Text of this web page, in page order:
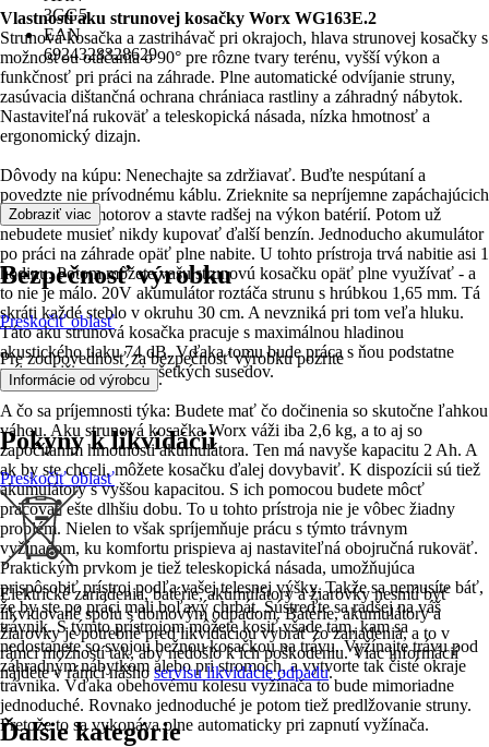
3GG5
EAN
6924328328629
Vlastnosti aku strunovej kosačky Worx WG163E.2
Strunová kosačka a zastrihávač pri okrajoch, hlava strunovej kosačky s
možnosťou otáčania o 90° pre rôzne tvary terénu, vyšší výkon a
funkčnosť pri práci na záhrade. Plne automatické odvíjanie struny,
zasúvacia dištančná ochrana chrániaca rastliny a záhradný nábytok.
Nastaviteľná rukoväť a teleskopická násada, nízka hmotnosť a
ergonomický dizajn.
Dôvody na kúpu: Nenechajte sa zdržiavať. Buďte nespútaní a
povedzte nie prívodnému káblu. Zrieknite sa nepríjemne zapáchajúcich
benzínových motorov a stavte radšej na výkon batérií. Potom už
nebudete musieť nikdy kupovať ďalší benzín. Jednoducho akumulátor
po práci na záhrade opäť plne nabite. U tohto prístroja trvá nabitie asi 1
hodinu. Potom môžete vašu strunovú kosačku opäť plne využívať - a
to nie je málo. 20V akumulátor roztáča strunu s hrúbkou 1,65 mm. Tá
skráti každé steblo v okruhu 30 cm. A nevzniká pri tom veľa hluku.
Táto aku strunová kosačka pracuje s maximálnou hladinou
akustického tlaku 74 dB. Vďaka tomu bude práca s ňou podstatne
príjemnejšia pre vás i všetkých susedov.
A čo sa príjemnosti týka: Budete mať čo dočinenia so skutočne ľahkou
váhou. Aku strunová kosačka Worx váži iba 2,6 kg, a to aj so
započítaním hmotnosti akumulátora. Ten má navyše kapacitu 2 Ah. A
ak by ste chceli, môžete kosačku ďalej dovybaviť. K dispozícii sú tiež
akumulátory s vyššou kapacitou. S ich pomocou budete môcť
pracovať ešte dlhšiu dobu. To u tohto prístroja nie je vôbec žiadny
problém. Nielen to však spríjemňuje prácu s týmto trávnym
vyžínačom, ku komfortu prispieva aj nastaviteľná obojručná rukoväť.
Praktickým prvkom je tiež teleskopická násada, umožňujúca
prispôsobiť prístroj podľa vašej telesnej výšky. Takže sa nemusíte báť,
že by ste po práci mali boľavý chrbát. Sústreďte sa radšej na váš
trávnik. S týmto prístrojom môžete kosiť všade tam, kam sa
nedostanete so svojou bežnou kosačkou na trávu. Vyžínajte trávu pod
záhradným nábytkom alebo pri stromoch, a vytvorte tak čisté okraje
trávnika. Vďaka obehovému kolesu vyžínača to bude mimoriadne
jednoduché. Rovnako jednoduché je potom tiež predlžovanie struny.
Pretože to sa vykonáva plne automaticky pri zapnutí vyžínača.
Zobraziť viac
Bezpečnosť výrobku
Preskočiť oblasť
Pre zodpovednosť za bezpečnosť výrobku pozrite
Informácie od výrobcu .
Pokyny k likvidácii
Preskočiť oblasť
Elektrické zariadenia, batérie, akumulátory a žiarovky nesmú byť
likvidované spolu s domovým odpadom. Batérie, akumulátory a
žiarovky je potrebné pred likvidáciou vybrať zo zariadenia, a to v
rámci možností tak, aby nedošlo k ich poškodeniu. Viac informácií
nájdete v rámci nášho servisu likvidácie odpadu.
Ďalšie kategórie